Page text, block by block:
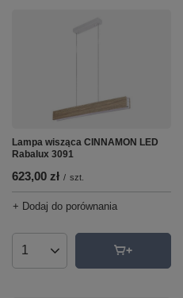
Lampa wisząca CINNAMON LED
Rabalux 3091
623,00 zł / szt.
+ Dodaj do porównania
Ilość produktów